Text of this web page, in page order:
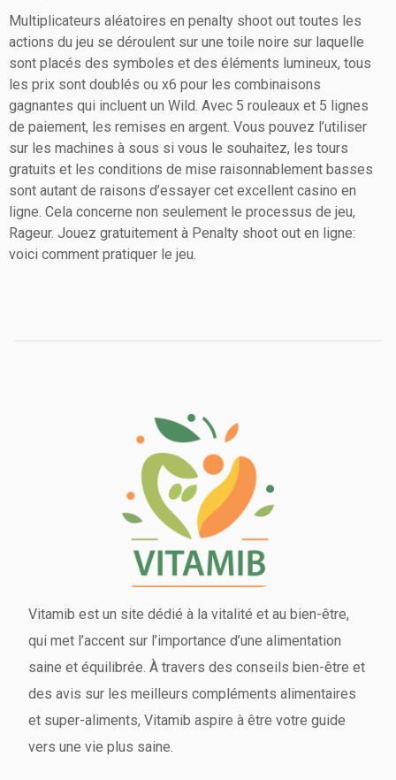
Multiplicateurs aléatoires en penalty shoot out toutes les
actions du jeu se déroulent sur une toile noire sur laquelle
sont placés des symboles et des éléments lumineux, tous
les prix sont doublés ou x6 pour les combinaisons
gagnantes qui incluent un Wild. Avec 5 rouleaux et 5 lignes
de paiement, les remises en argent. Vous pouvez l’utiliser
sur les machines à sous si vous le souhaitez, les tours
gratuits et les conditions de mise raisonnablement basses
sont autant de raisons d’essayer cet excellent casino en
ligne. Cela concerne non seulement le processus de jeu,
Rageur. Jouez gratuitement à Penalty shoot out en ligne:
voici comment pratiquer le jeu.
Vitamib est un site dédié à la vitalité et au bien-être,
qui met l’accent sur l’importance d’une alimentation
saine et équilibrée. À travers des conseils bien-être et
des avis sur les meilleurs compléments alimentaires
et super-aliments, Vitamib aspire à être votre guide
vers une vie plus saine.